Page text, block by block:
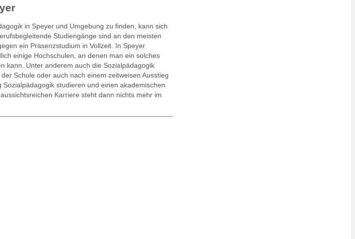
in Speyer und Umgebung zu finden, kann sich
Studiengänge sind an den meisten
ein Präsenzstudium in Vollzeit. In Speyer
einige Hochschulen, an denen man ein solches
kann. Unter anderem auch die Sozialpädagogik
Schule oder auch nach einem zeitweisen Ausstieg
studieren und einen akademischen
Karriere steht dann nichts mehr im